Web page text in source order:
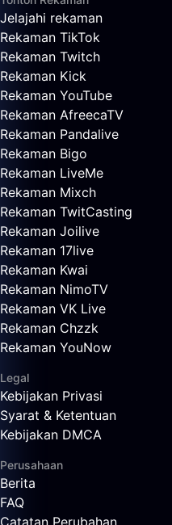
Jelajahi rekaman
Rekaman TikTok
Rekaman Twitch
Rekaman Kick
Rekaman YouTube
Rekaman AfreecaTV
Rekaman Pandalive
Rekaman Bigo
Rekaman LiveMe
Rekaman Mixch
Rekaman TwitCasting
Rekaman Joilive
Rekaman 17live
Rekaman Kwai
Rekaman NimoTV
Rekaman VK Live
Rekaman Chzzk
Rekaman YouNow
Legal
Kebijakan Privasi
Syarat & Ketentuan
Kebijakan DMCA
Perusahaan
Berita
FAQ